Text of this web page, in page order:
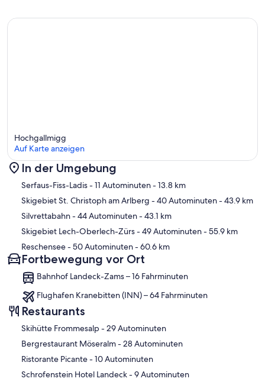
Karte
Hochgallmigg
Auf Karte anzeigen
In der Umgebung
Serfaus-Fiss-Ladis- 11 Autominuten- 13.8 km
Skigebiet St. Christoph am Arlberg - 40 Autominuten- 43.9 km
Silvrettabahn- 44 Autominuten- 43.1 km
Skigebiet Lech-Oberlech-Zürs- 49 Autominuten- 55.9 km
Reschensee- 50 Autominuten- 60.6 km
Fortbewegung vor Ort
Bahnhof Landeck-Zams – 16 Fahrminuten
Flughafen Kranebitten (INN) – 64 Fahrminuten
Restaurants
‪Skihütte Frommesalp - ‬29 Autominuten
‪Bergrestaurant Möseralm - ‬28 Autominuten
‪Ristorante Picante - ‬10 Autominuten
‪Schrofenstein Hotel Landeck - ‬9 Autominuten